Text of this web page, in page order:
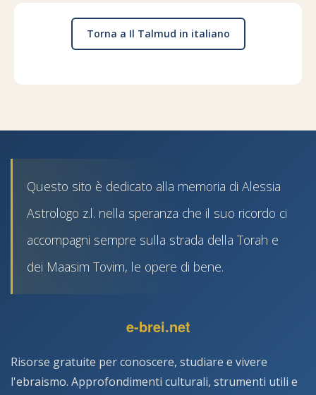
Torna a Il Talmud in italiano
Questo sito è dedicato alla memoria di Alessia
Astrologo z.l. nella speranza che il suo ricordo ci
accompagni sempre sulla strada della Torah e
dei Maasim Tovim, le opere di bene.
e-brei.net
Risorse gratuite per conoscere, studiare e vivere
l'ebraismo. Approfondimenti culturali, strumenti utili e